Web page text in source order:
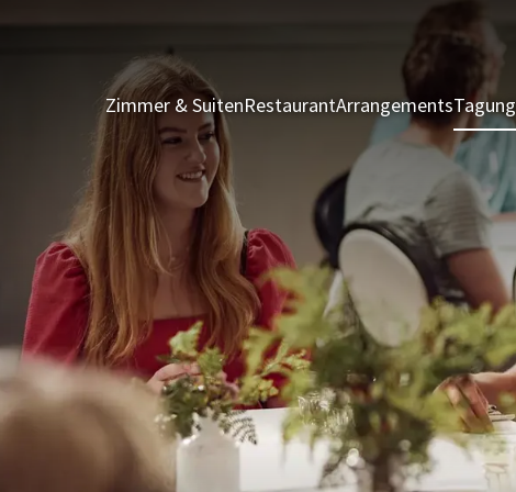
Zimmer & SuitenRestaurantArrangements